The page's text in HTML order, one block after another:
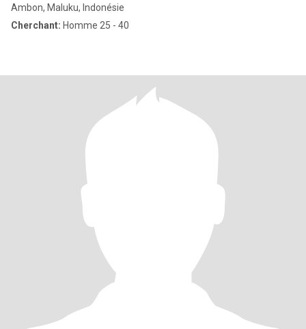
Ambon, Maluku, Indonésie
Cherchant: Homme 25 - 40